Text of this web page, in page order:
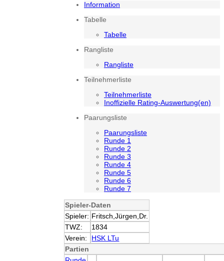
Information
Tabelle
Tabelle
Rangliste
Rangliste
Teilnehmerliste
Teilnehmerliste
Inoffizielle Rating-Auswertung(en)
Paarungsliste
Paarungsliste
Runde 1
Runde 2
Runde 3
Runde 4
Runde 5
Runde 6
Runde 7
Spieler-Daten
Spieler: Fritsch,Jürgen,Dr.
TWZ:
1834
Verein:
HSK LTu
Partien